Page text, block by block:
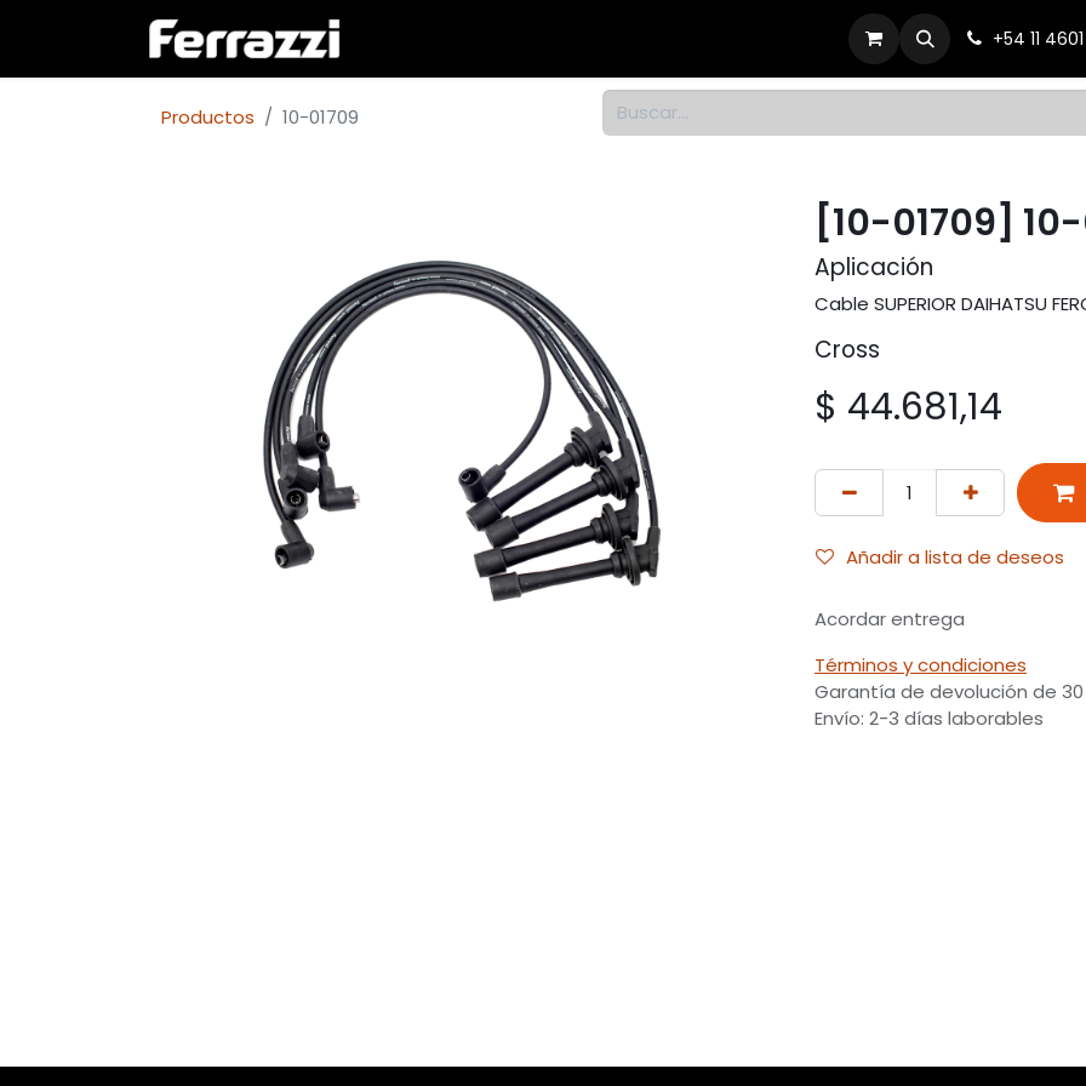
Contacto +54 11 4601
Productos 10-01709
[10-01709]
Aplicación
Cable SUPERIOR DAIHATSU
Cross
$ 44.681,14
Añadir a lista de deseos
Acordar entrega
Términos y condiciones
Garantía de devolución de
Envío: 2-3 días laborables